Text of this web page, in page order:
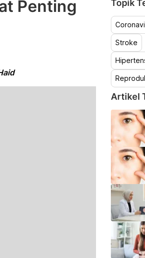
Penting
Topik
Stroke
Artikel